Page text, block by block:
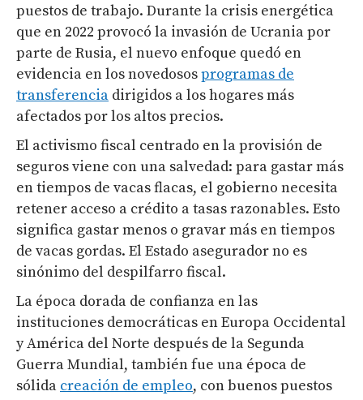
puestos de trabajo. Durante la crisis energética
que en 2022 provocó la invasión de Ucrania por
parte de Rusia, el nuevo enfoque quedó en
evidencia en los novedososprogramas de
transferencia dirigidos a los hogares más
afectados por los altos precios.
El activismo fiscal centrado en la provisión de
seguros viene con una salvedad: para gastar más
en tiempos de vacas flacas, el gobierno necesita
retener acceso a crédito a tasas razonables. Esto
significa gastar menos o gravar más en tiempos
de vacas gordas. El Estado asegurador no es
sinónimo del despilfarro fiscal.
La época dorada de confianza en las
instituciones democráticas en Europa Occidental
y América del Norte después de la Segunda
Guerra Mundial, también fue una época de
sólida creación de empleo, con buenos puestos